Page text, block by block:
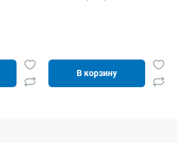
В корзину